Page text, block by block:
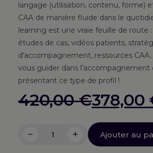
langage (utilisation, contenu, forme)
CAA de manière fluide dans le
learning est une vraie feuille de route
études de cas, vidéos patients,
d’accompagnement, ressources
vous guider dans l’accompagnement
présentant ce type de profil !
420,00€
Le
378,00
Le
quantité
− + Ajouter au